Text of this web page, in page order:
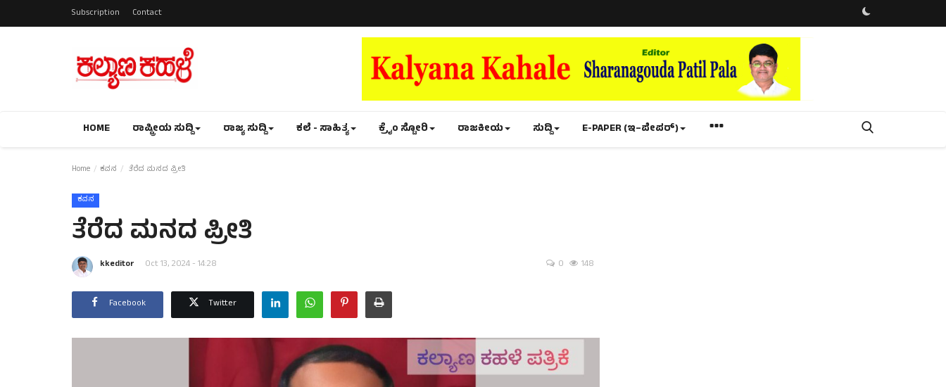
Subscription Contact
HOME ರಾಷ್ಟ್ರೀಯ ಸುದ್ದಿ ರಾಜ್ಯ ಸುದ್ದಿ ಕಲೆ - ಸಾಹಿತ್ಯ ಕ್ರೈಂ ಸ್ಟೋರಿ ರಾಜಕೀಯ ಸುದ್ದಿ E-PAPER (ಇ–ಪೇಪರ್‌)
Home ಕವನ ತೆರೆದ ಮನದ ಪ್ರೀತಿ
ಕವನ
ತೆರೆದ ಮನದ ಪ್ರೀತಿ
kkeditor Oct 13, 2024 - 14:28 0 148
Facebook Twitter